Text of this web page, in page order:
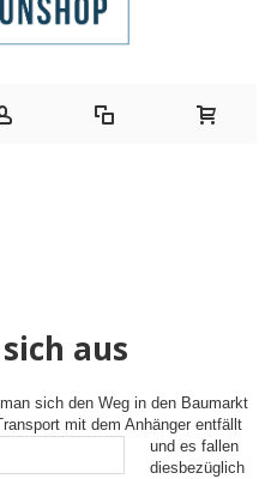
aus
sich den Weg in den Baumarkt
mit dem Anhänger entfällt
und es fallen
diesbezüglich